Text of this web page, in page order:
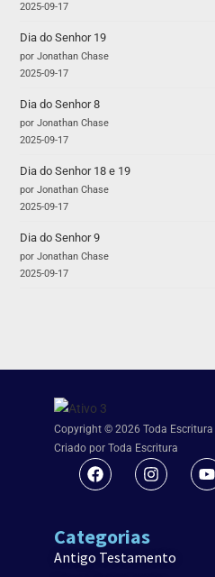
2025-09-17
Dia do Senhor 19
por Jonathan Chase
2025-09-17
Dia do Senhor 8
por Jonathan Chase
2025-09-17
Dia do Senhor 18 e 19
por Jonathan Chase
2025-09-17
Dia do Senhor 9
por Jonathan Chase
2025-09-17
Copyright © 2026 Toda Escritura |
Criado por Toda Escritura
Categorias
Antigo Testamento